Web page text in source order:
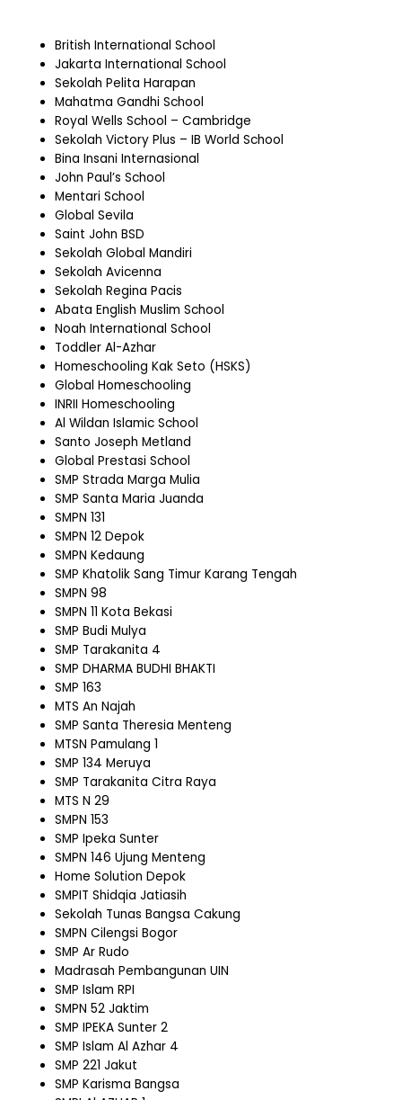
British International School
Jakarta International School
Sekolah Pelita Harapan
Mahatma Gandhi School
Royal Wells School – Cambridge
Sekolah Victory Plus – IB World School
Bina Insani Internasional
John Paul’s School
Mentari School
Global Sevila
Saint John BSD
Sekolah Global Mandiri
Sekolah Avicenna
Sekolah Regina Pacis
Abata English Muslim School
Noah International School
Toddler Al-Azhar
Homeschooling Kak Seto (HSKS)
Global Homeschooling
INRII Homeschooling
Al Wildan Islamic School
Santo Joseph Metland
Global Prestasi School
SMP Strada Marga Mulia
SMP Santa Maria Juanda
SMPN 131
SMPN 12 Depok
SMPN Kedaung
SMP Khatolik Sang Timur Karang Tengah
SMPN 98
SMPN 11 Kota Bekasi
SMP Budi Mulya
SMP Tarakanita 4
SMP DHARMA BUDHI BHAKTI
SMP 163
MTS An Najah
SMP Santa Theresia Menteng
MTSN Pamulang 1
SMP 134 Meruya
SMP Tarakanita Citra Raya
MTS N 29
SMPN 153
SMP Ipeka Sunter
SMPN 146 Ujung Menteng
Home Solution Depok
SMPIT Shidqia Jatiasih
Sekolah Tunas Bangsa Cakung
SMPN Cilengsi Bogor
SMP Ar Rudo
Madrasah Pembangunan UIN
SMP Islam RPI
SMPN 52 Jaktim
SMP IPEKA Sunter 2
SMP Islam Al Azhar 4
SMP 221 Jakut
SMP Karisma Bangsa